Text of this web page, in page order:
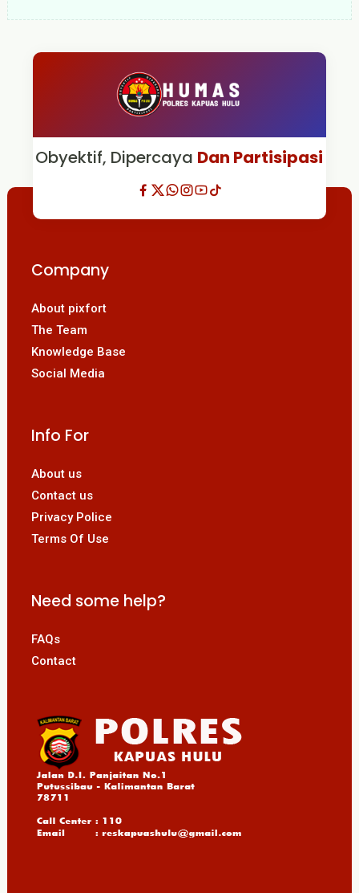
Obyektif, Dipercaya Dan Partisipasi
Company
About pixfort
The Team
Knowledge Base
Social Media
Info For
About us
Contact us
Privacy Police
Terms Of Use
Need some help?
FAQs
Contact